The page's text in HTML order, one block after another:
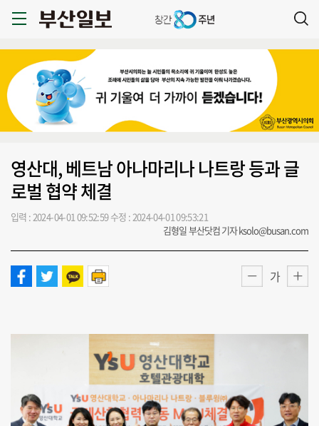
영산대, 베트남 아나마리나 나트랑 등과 글
로벌 협약 체결
입력 : 2024-04-01 09:52:59수정 : 2024-04-01 09:53:21
김형일 부산닷컴 기자 ksolo@busan.com
가